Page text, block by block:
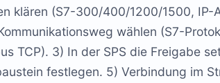
klären (S7-300/400/1200/1500,
wählen (S7-
TCP). 3) In der SPS die Freigabe
festlegen. 5) Verbindung im